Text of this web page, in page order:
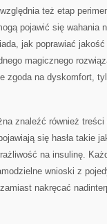
też etap
pojawić się wahania
jak poprawiać
magicznego
zgoda na dyskomfort,
znaleźć również
się hasła takie
na insulinę.
wnioski z
nakręcać